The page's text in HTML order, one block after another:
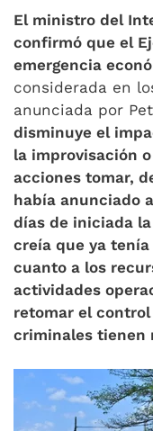
El ministro del
confirmó que el
emergencia
considerada en
anunciada por
disminuye el
la improvisación
acciones tomar,
había anunciado
días de iniciada
creía que ya
cuanto a los
actividades
retomar el
criminales tienen